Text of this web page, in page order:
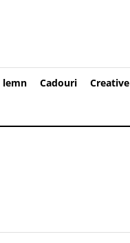
lemn Cadouri Creative